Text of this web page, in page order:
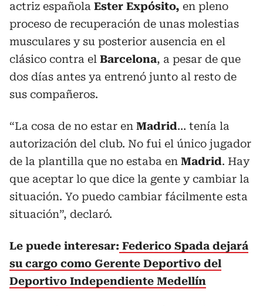
actriz española Ester Expósito, en pleno
proceso de recuperación de unas molestias
musculares y su posterior ausencia en el
clásico contra el Barcelona, a pesar de que
dos días antes ya entrenó junto al resto de
sus compañeros.
“La cosa de no estar en Madrid… tenía la
autorización del club. No fui el único jugador
de la plantilla que no estaba en Madrid. Hay
que aceptar lo que dice la gente y cambiar la
situación. Yo puedo cambiar fácilmente esta
situación”, declaró.
Le puede interesar: Federico Spada dejará
su cargo como Gerente Deportivo del
Deportivo Independiente Medellín